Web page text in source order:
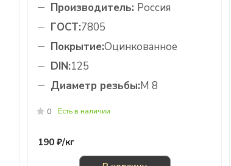
Производитель: Россия
ГОСТ:7805
Покрытие:Оцинкованное
DIN:125
Диаметр резьбы:М 8
0 Есть в наличии
190 ₽/кг